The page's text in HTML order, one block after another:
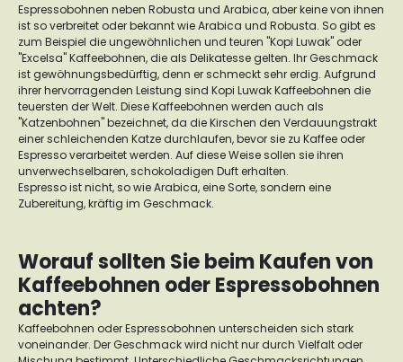
Espressobohnen neben Robusta und Arabica, aber keine von ihnen
ist so verbreitet oder bekannt wie Arabica und Robusta. So gibt es
zum Beispiel die ungewöhnlichen und teuren "Kopi Luwak" oder
"Excelsa" Kaffeebohnen, die als Delikatesse gelten. Ihr Geschmack
ist gewöhnungsbedürftig, denn er schmeckt sehr erdig. Aufgrund
ihrer hervorragenden Leistung sind Kopi Luwak Kaffeebohnen die
teuersten der Welt. Diese Kaffeebohnen werden auch als
"Katzenbohnen" bezeichnet, da die Kirschen den Verdauungstrakt
einer schleichenden Katze durchlaufen, bevor sie zu Kaffee oder
Espresso verarbeitet werden. Auf diese Weise sollen sie ihren
unverwechselbaren, schokoladigen Duft erhalten.
Espresso ist nicht, so wie Arabica, eine Sorte, sondern eine
Zubereitung, kräftig im Geschmack.
Worauf sollten Sie beim Kaufen von
Kaffeebohnen oder Espressobohnen
achten?
Kaffeebohnen oder Espressobohnen unterscheiden sich stark
voneinander. Der Geschmack wird nicht nur durch Vielfalt oder